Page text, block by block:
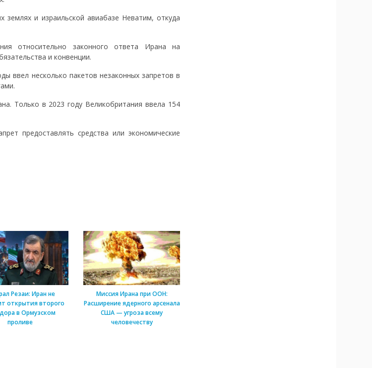
землях и израильской авиабазе Неватим, откуда
относительно законного ответа Ирана на
и конвенции.
ввел несколько пакетов незаконных запретов в
Только в 2023 году Великобритания ввела 154
предоставлять средства или экономические
Резаи: Иран не
открытия второго
в Ормузском
проливе
Миссия Ирана при ООН:
Расширение ядерного арсенала
США — угроза всему
человечеству